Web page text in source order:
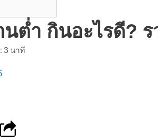
ต่ำ กินอะไรดี?
3 นาที